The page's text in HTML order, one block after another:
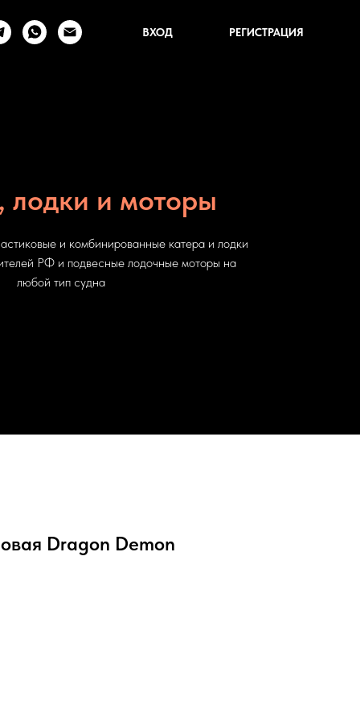
ВХОД РЕГИСТРАЦИЯ
лодки и моторы
и комбинированные катера и лодки
РФ и подвесные лодочные моторы на
любой тип судна
Dragon Demon